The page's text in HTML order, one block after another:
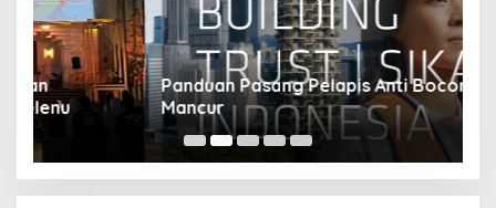
Panduan Pasang Pelapis Anti Bocor Kolam Air
Mancur